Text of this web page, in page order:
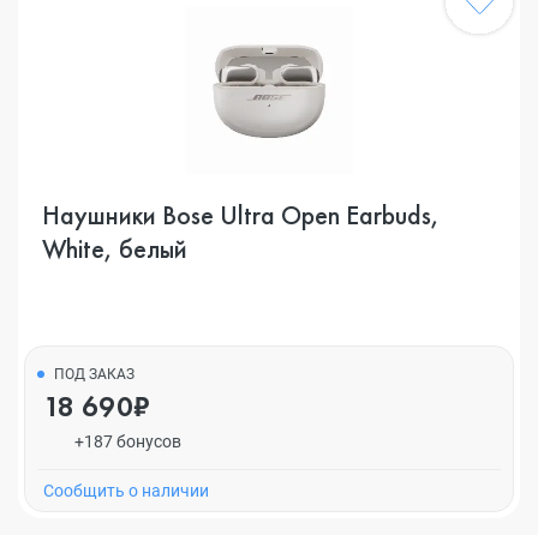
Наушники Bose Ultra Open Earbuds,
White, белый
ПОД ЗАКАЗ
18 690₽
+187 бонусов
Cообщить о наличии